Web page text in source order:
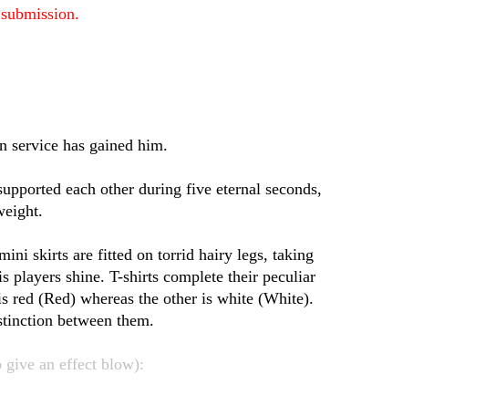
service has gained him.
each other during five eternal seconds,
skirts are fitted on torrid hairy legs, taking
players shine. T-shirts complete their peculiar
red (Red) whereas the other is white (White).
between them.
give an effect blow):